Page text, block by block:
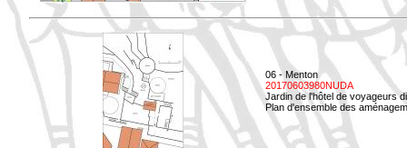
06 - Menton
20170603980NUDA
Jardin de l'hôtel de voyageurs
Plan d'ensemble des